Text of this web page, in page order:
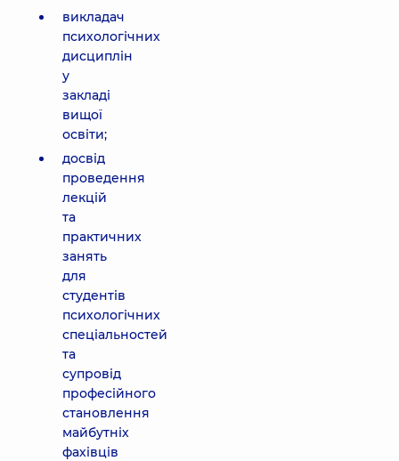
викладач
психологічних
дисциплін
у
закладі
вищої
освіти;
досвід
проведення
лекцій
та
практичних
занять
для
студентів
психологічних
спеціальностей
та
супровід
професійного
становлення
майбутніх
фахівців